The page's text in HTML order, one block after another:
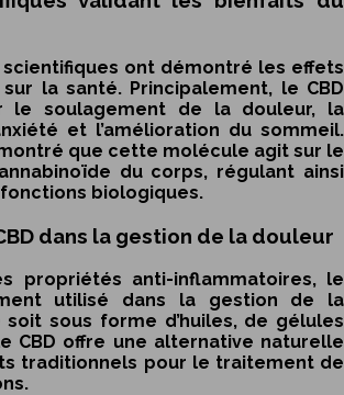
ont démontré les effets
la santé. Principalement, le CBD
le soulagement de la douleur, la
et l’amélioration du sommeil.
que cette molécule agit sur le
du corps, régulant ainsi
biologiques.
dans la gestion de la douleur
propriétés anti-inflammatoires, le
utilisé dans la gestion de la
soit sous forme d’huiles, de gélules
CBD offre une alternative naturelle
traditionnels pour le traitement de